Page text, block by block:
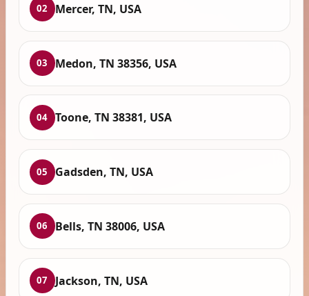
02 Mercer, TN, USA
03 Medon, TN 38356, USA
04 Toone, TN 38381, USA
05 Gadsden, TN, USA
06 Bells, TN 38006, USA
07 Jackson, TN, USA